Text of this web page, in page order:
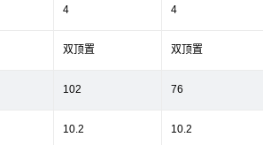
4 4
双顶置 双顶置
102 76
10.2 10.2